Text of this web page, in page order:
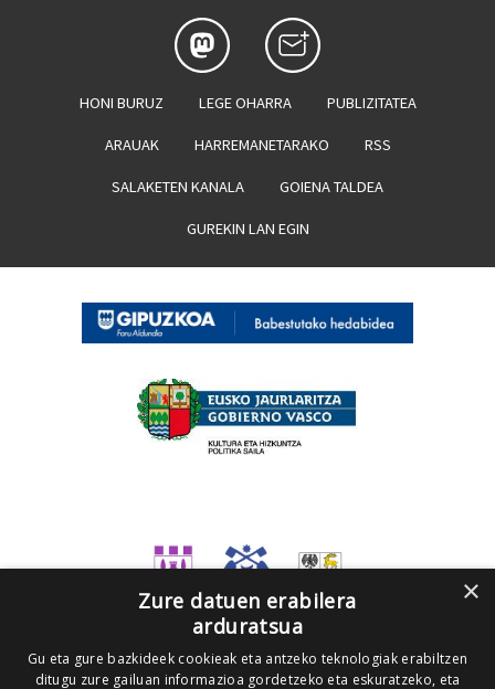
HONI BURUZ LEGE OHARRA PUBLIZITATEA
ARAUAK HARREMANETARAKO RSS
SALAKETEN KANALA GOIENA TALDEA
GUREKIN LAN EGIN
×
Zure datuen erabilera
arduratsua
Gu eta gure bazkideek cookieak eta antzeko teknologiak erabiltzen
ditugu zure gailuan informazioa gordetzeko eta eskuratzeko, eta